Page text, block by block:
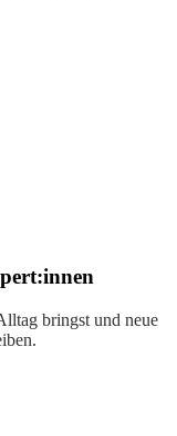
bringst und neue